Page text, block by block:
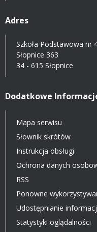
Adres
Szkoła Podstawowa nr
Słopnice 363
34 - 615 Słopnice
Dodatkowe
Mapa serwisu
Słownik skrótów
Instrukcja obsługi
Ochrona danych
RSS
Ponowne
Udostępnianie
Statystyki oglądalności